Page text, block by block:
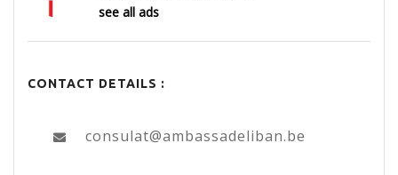
see all ads
CONTACT DETAILS :
consulat@ambassadeliban.be